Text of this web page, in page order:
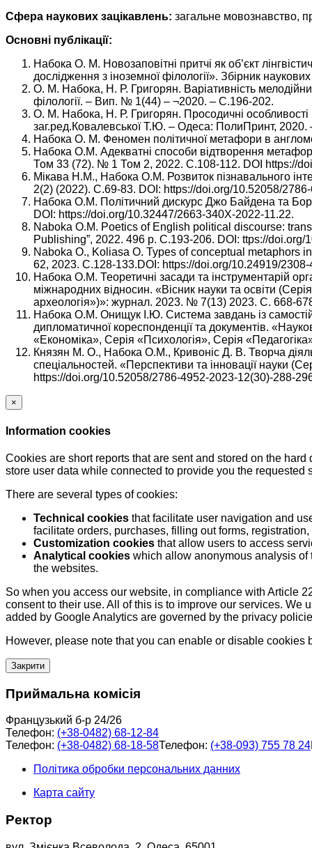
Сфера наукових зацікавлень: загальне мовознавство,
Основні публікації:
Набока О. М. Новозаповітні притчі як об’єкт
дослідження з іноземної філології». Збірник
О. М. Набока, Н. Р. Григорян. Варіативність
філології. – Вип. № 1(44) – ¬2020. – С.196-202.
О. М. Набока, Н. Р. Григорян. Просодичні особливості
заг.ред.Ковалевської Т.Ю. – Одеса: ПолиПринт,
Набока О. М. Феномен політичної метафори в
Набока О.М. Адекватні способи відтворення метафор
Том 33 (72). № 1 Том 2, 2022. С.108-112. DOI https://
Мікава Н.М., Набока О.М. Розвиток пізнавального
2(2) (2022). С.69-83. DOI: https://doi.org/10.52058/
Набока О.М. Політичний дискурс Джо Байдена та
DOI: https://doi.org/10.32447/2663-340X-2022-11.22.
Naboka O.M. Poetics of English political discourse:
Publishing”, 2022. 496 p. С.193-206. DOI: ttps://
Naboka O., Koliasa O. Types of conceptual metaphors
62, 2023. С.128-133.DOI: https://doi.org/10.24919/
Набока О.М. Теоретичні засади та інструментарій
міжнародних відносин. «Вісник науки та освіти
археологія»)»: журнал. 2023. № 7(13) 2023. С. 668-
Набока О.М. Онищук І.Ю. Система завдань із
дипломатичної кореспонденції та документів.
«Економіка», Серія «Психологія», Серія
Князян М. О., Набока О.М., Кривоніс Д. В. Творча
спеціальностей. «Перспективи та інновації науки
https://doi.org/10.52058/2786-4952-2023-12(30)-288-
×
Information cookies
Cookies are short reports that are sent and stored on the
store user data while connected to provide you the
There are several types of cookies:
Technical cookies that facilitate user navigation and
facilitate orders, purchases, filling out forms,
Customization cookies that allow users to access
Analytical cookies which allow anonymous analysis
the websites.
So when you access our website, in compliance with Article
consent to their use. All of this is to improve our services.
added by Google Analytics are governed by the privacy
However, please note that you can enable or disable cookies
Закрити
Приймальна комісія
Французький б-р 24/26
Телефон: (+38-0482) 68-12-84
Телефон: (+38-0482) 68-18-58Телефон: (+38-093) 755 78 24
Політика обробки персональних данних
Карта сайту
Ректор